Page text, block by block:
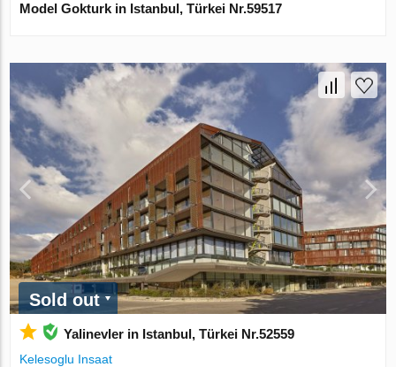
Model Gokturk in Istanbul, Türkei Nr.59517
Sold out
Yalinevler in Istanbul, Türkei Nr.52559
Kelesoglu Insaat